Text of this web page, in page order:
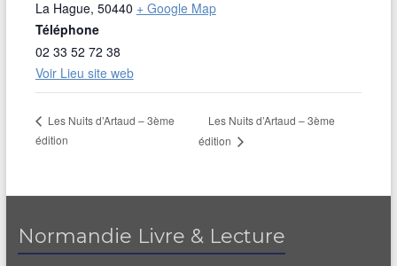
La Hague, 50440 + Google Map
Téléphone
02 33 52 72 38
Voir Lieu site web
Les Nuits d’Artaud – 3ème
édition
Les Nuits d’Artaud – 3ème
édition
Normandie Livre & Lecture